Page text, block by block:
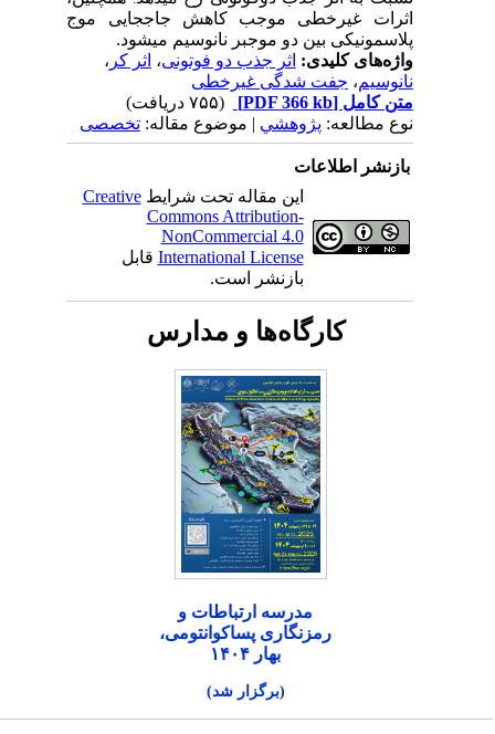
اثرات غیرخطی موجب کاهش جاججایی موج
پلاسمونیکی بین دو موجبر نانوسیم می‎شود.
واژه‌های کلیدی:اثر جذب دو فوتونی،اثر کر،
نانوسیم،جفت شدگی غیرخطی
متن کامل[PDF 366 kb]
نوع مطالعه:پژوهشي| موضوع مقاله:تخصصی
بازنشر اطلاعات
این مقاله تحت شرایطCreative
Commons Attribution-
NonCommercial 4.0
International Licenseقابل
بازنشر است.
کارگاه‌ها و مدارس
مدرسه ارتباطات و
رمزنگاری پساکوانتومی،
بهار ۱۴۰۴
(برگزار شد)